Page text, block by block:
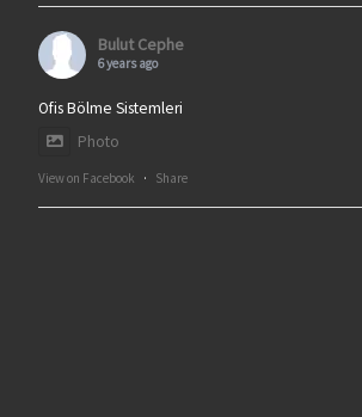
Bulut Cephe
6 years ago
Ofis Bölme Sistemleri
Photo
View on Facebook · Share